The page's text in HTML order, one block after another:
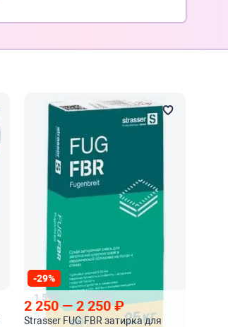
-29%
1 590
2 250—2 250₽
Strasser FUG FBR затирка для